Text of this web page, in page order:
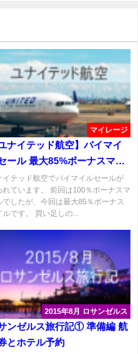
マイレージ
ユナイテッド航空】バイマイ
ール 最大85%ボーナスマイ
イテッド航空でバイマイルセールが
れています。 前回は100％ボーナスマ
でしたが、今回は最大85％ボーナス
ルです。 買い足しの...
2015年8月 ロサンゼルス
ンゼルス旅行記① 準備編 航
とホテル予約